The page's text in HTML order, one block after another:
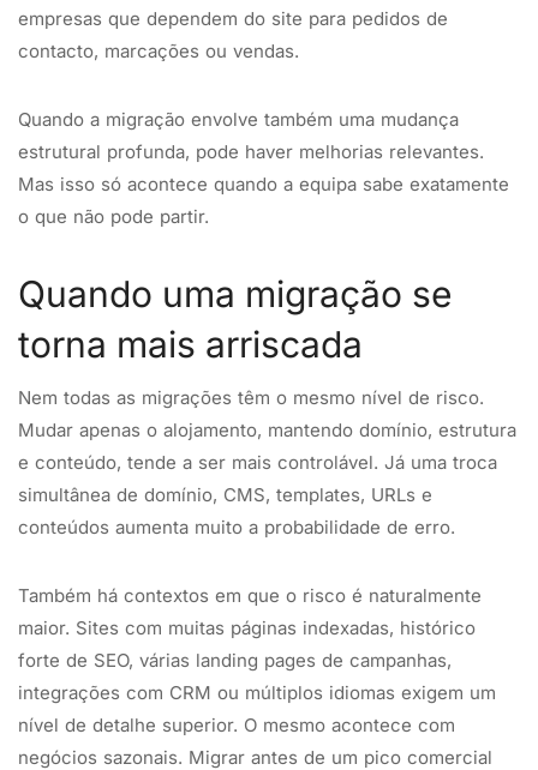
empresas que dependem do site para pedidos de
contacto, marcações ou vendas.
Quando a migração envolve também uma mudança
estrutural profunda, pode haver melhorias relevantes.
Mas isso só acontece quando a equipa sabe exatamente
o que não pode partir.
Quando uma migração se
torna mais arriscada
Nem todas as migrações têm o mesmo nível de risco.
Mudar apenas o alojamento, mantendo domínio, estrutura
e conteúdo, tende a ser mais controlável. Já uma troca
simultânea de domínio, CMS, templates, URLs e
conteúdos aumenta muito a probabilidade de erro.
Também há contextos em que o risco é naturalmente
maior. Sites com muitas páginas indexadas, histórico
forte de SEO, várias landing pages de campanhas,
integrações com CRM ou múltiplos idiomas exigem um
nível de detalhe superior. O mesmo acontece com
negócios sazonais. Migrar antes de um pico comercial